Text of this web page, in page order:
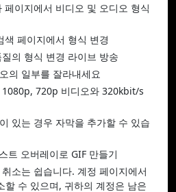
페이지에서 비디오 및 오디오 형식
색 페이지에서 형식 변경
의 형식 변경 라이브 방송
의 일부를 잘라내세요
720p 비디오와 320kbit/s
있는 경우 자막을 추가할 수 있습
트 오버레이로 GIF 만들기
소는 쉽습니다. 계정 페이지에서
할 수 있으며, 귀하의 계정은 남은